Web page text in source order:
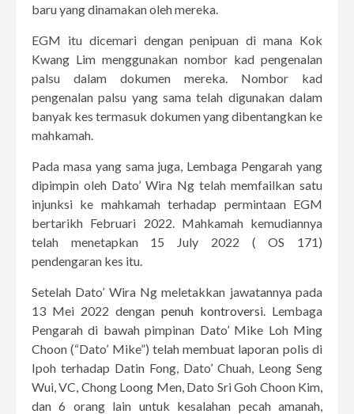
baru yang dinamakan oleh mereka.
EGM itu dicemari dengan penipuan di mana Kok
Kwang Lim menggunakan nombor kad pengenalan
palsu dalam dokumen mereka. Nombor kad
pengenalan palsu yang sama telah digunakan dalam
banyak kes termasuk dokumen yang dibentangkan ke
mahkamah.
Pada masa yang sama juga, Lembaga Pengarah yang
dipimpin oleh Dato’ Wira Ng telah memfailkan satu
injunksi ke mahkamah terhadap permintaan EGM
bertarikh Februari 2022. Mahkamah kemudiannya
telah menetapkan 15 July 2022 ( OS 171)
pendengaran kes itu.
Setelah Dato’ Wira Ng meletakkan jawatannya pada
13 Mei 2022 dengan penuh kontroversi . Lembaga
Pengarah di bawah pimpinan Dato’ Mike Loh Ming
Choon (“Dato’ Mike”) telah membuat laporan polis di
Ipoh terhadap Datin Fong, Dato’ Chuah, Leong Seng
Wui, VC, Chong Loong Men, Dato Sri Goh Choon Kim,
dan 6 orang lain untuk kesalahan pecah amanah,